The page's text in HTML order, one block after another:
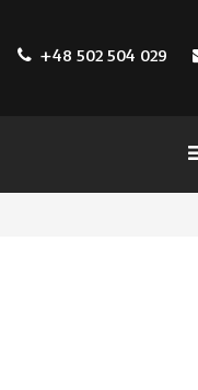
+48 502 504 029